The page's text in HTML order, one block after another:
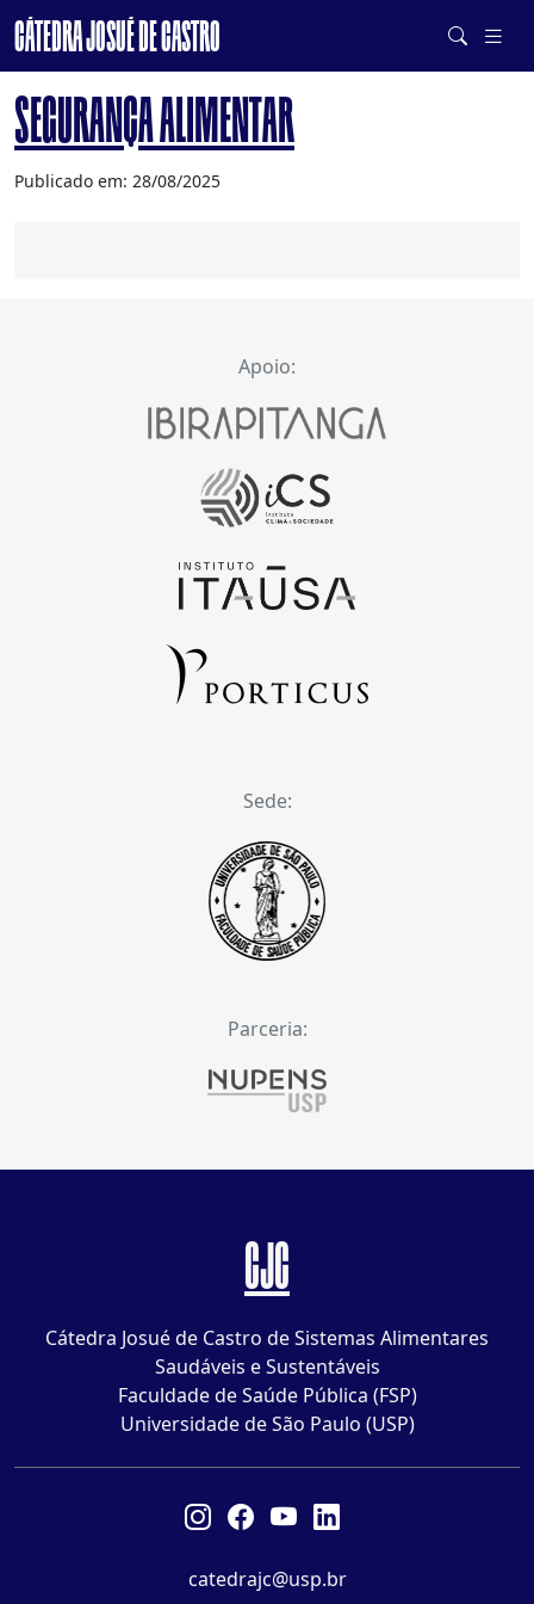
CÁTEDRA JOSUÉ DE CASTRO
DE SISTEMAS ALIMENTARES SAUDÁVEIS E SUSTENTÁVEIS
SEGURANÇA ALIMENTAR
Publicado em: 28/08/2025
Apoio:
Sede:
Parceria:
CJC
Cátedra Josué de Castro de Sistemas Alimentares
Saudáveis e Sustentáveis
Faculdade de Saúde Pública (FSP)
Universidade de São Paulo (USP)
catedrajc@usp.br